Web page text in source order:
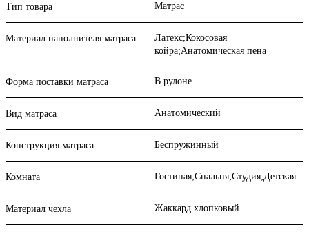
Тип товара Матрас
Материал наполнителя матраса
Латекс;Кокосовая
койра;Анатомическая пена
Форма поставки матраса В рулоне
Вид матраса Анатомический
Конструкция матраса Беспружинный
Комната Гостиная;Спальня;Студия;Детская
Материал чехла Жаккард хлопковый